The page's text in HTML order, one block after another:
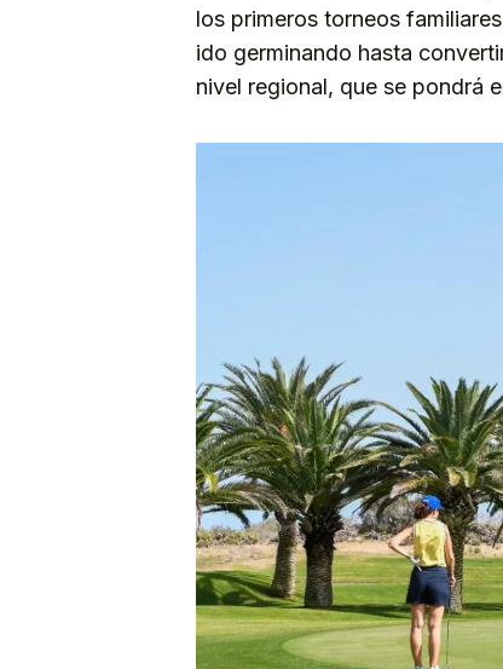
los primeros torneos
ido germinando hasta
nivel regional, que se pondrá